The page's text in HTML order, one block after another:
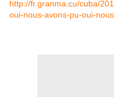
http://fr.granma.cu/cuba/
oui-nous-avons-pu-oui-